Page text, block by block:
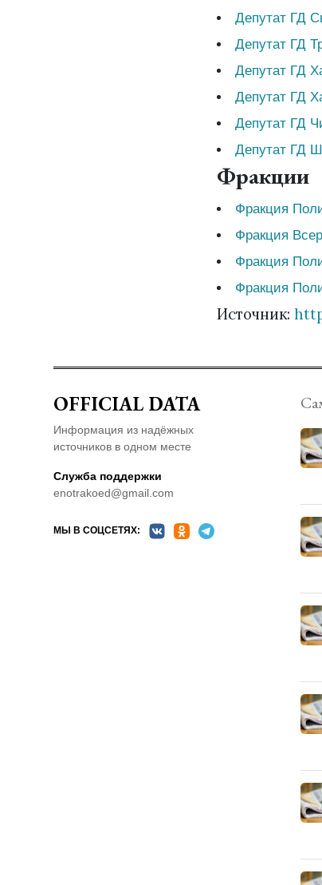
Депутат ГД
Депутат ГД
Депутат ГД
Депутат ГД
Депутат ГД
Депутат ГД
Фракции
Фракция
Фракция
Фракция
Фракция
Источник:
OFFICIAL DATA
Информация из надёжных
источников в одном месте
Служба поддержки
enotrakoed@gmail.com
МЫ В СОЦСЕТЯХ: